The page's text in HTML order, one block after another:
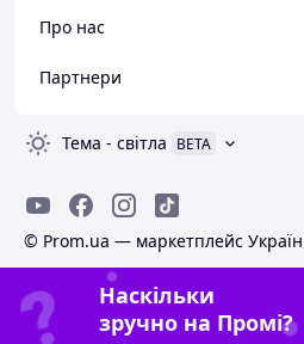
Про нас
Партнери
Тема - світла BETA
© Prom.ua — маркетплейс
Наскільки
зручно на Промі?